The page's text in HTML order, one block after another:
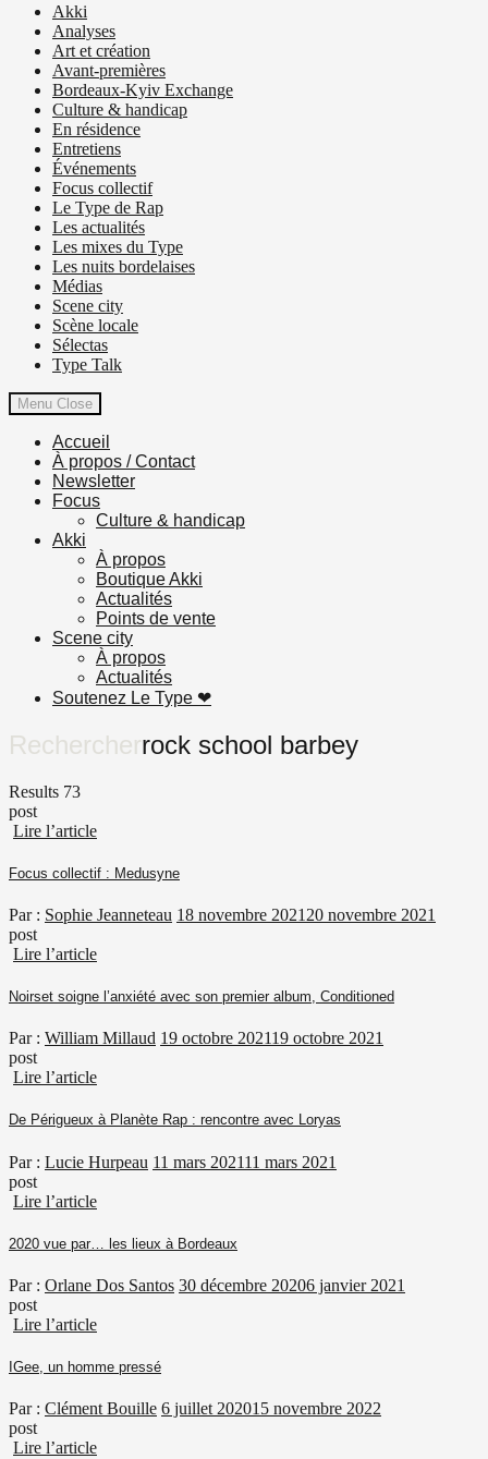
Akki
Analyses
Art et création
Avant-premières
Bordeaux-Kyiv Exchange
Culture & handicap
En résidence
Entretiens
Événements
Focus collectif
Le Type de Rap
Les actualités
Les mixes du Type
Les nuits bordelaises
Médias
Scene city
Scène locale
Sélectas
Type Talk
Menu Close
Accueil
À propos / Contact
Newsletter
Focus
Culture & handicap
Akki
À propos
Boutique Akki
Actualités
Points de vente
Scene city
À propos
Actualités
Soutenez Le Type ❤︎
Rechercherrock school barbey
Results 73
post
Lire l’article
Focus collectif : Medusyne
Par : Sophie Jeanneteau 18 novembre 2021 20 novembre 2021
post
Lire l’article
Noirset soigne l’anxiété avec son premier album, Conditioned
Par : William Millaud 19 octobre 202119 octobre 2021
post
Lire l’article
De Périgueux à Planète Rap : rencontre avec Loryas
Par : Lucie Hurpeau 11 mars 202111 mars 2021
post
Lire l’article
2020 vue par… les lieux à Bordeaux
Par : Orlane Dos Santos 30 décembre 20206 janvier 2021
post
Lire l’article
IGee, un homme pressé
Par : Clément Bouille 6 juillet 202015 novembre 2022
post
Lire l’article